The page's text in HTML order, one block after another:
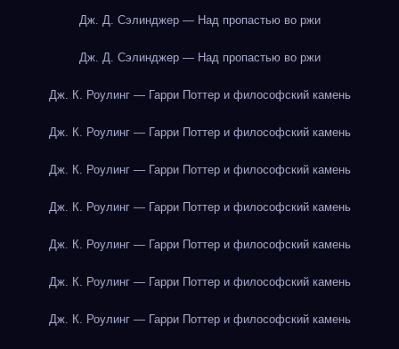
Дж. Д. Сэлинджер — Над пропастью во ржи
Дж. Д. Сэлинджер — Над пропастью во ржи
Дж. К. Роулинг — Гарри Поттер и философский камень
Дж. К. Роулинг — Гарри Поттер и философский камень
Дж. К. Роулинг — Гарри Поттер и философский камень
Дж. К. Роулинг — Гарри Поттер и философский камень
Дж. К. Роулинг — Гарри Поттер и философский камень
Дж. К. Роулинг — Гарри Поттер и философский камень
Дж. К. Роулинг — Гарри Поттер и философский камень